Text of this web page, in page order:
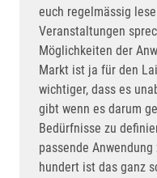
euch regelmässig
Veranstaltungen
Möglichkeiten der
Markt ist ja für den
wichtiger, dass es
gibt wenn es darum
Bedürfnisse zu
passende
hundert ist das ganz